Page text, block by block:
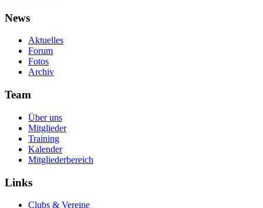
News
Aktuelles
Forum
Fotos
Archiv
Team
Über uns
Mitglieder
Training
Kalender
Mitgliederbereich
Links
Clubs & Vereine